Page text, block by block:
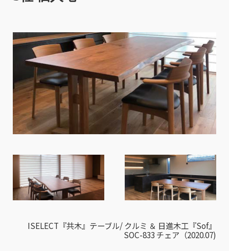
ISELECT『共木』テーブル/ クルミ ＆ 日進木工『Sof』
SOC-833 チェア（2020.07)